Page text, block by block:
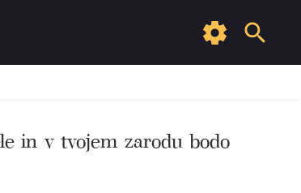
in v tvojem zarodu bodo